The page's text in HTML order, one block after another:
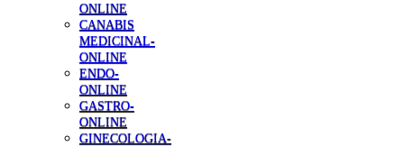
ONLINE
CANABIS
MEDICINAL-
ONLINE
ENDO-
ONLINE
GASTRO-
ONLINE
GINECOLOGIA-